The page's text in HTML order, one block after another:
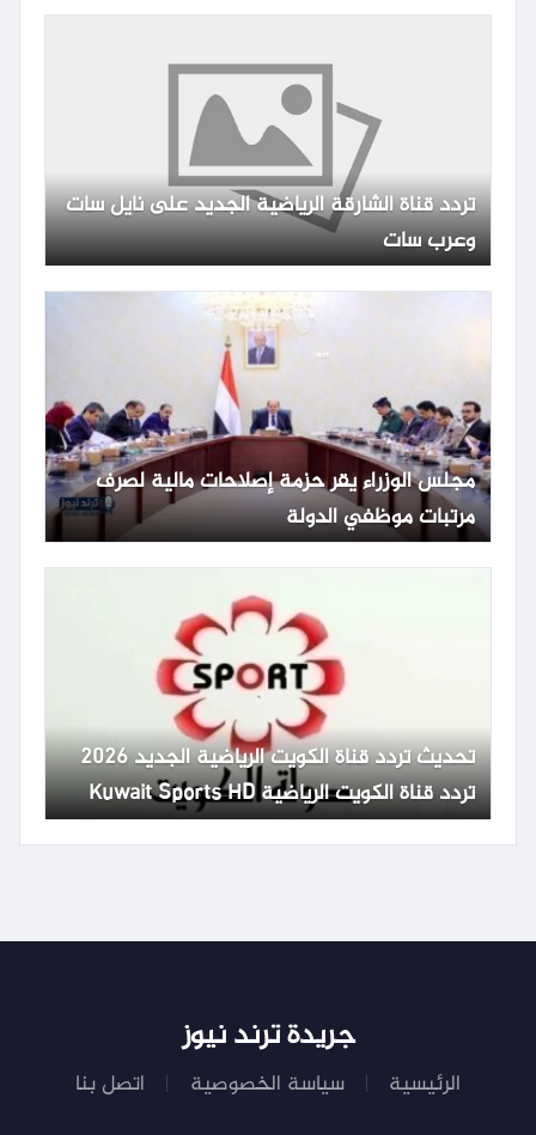
تردد قناة الشارقة الرياضية الجديد على نايل سات
وعرب سات
مجلس الوزراء يقر حزمة إصلاحات مالية لصرف
مرتبات موظفي الدولة
تحديث تردد قناة الكويت الرياضية الجديد 2026
تردد قناة الكويت الرياضية Kuwait Sports HD
65
جريدة ترند نيوز
الرئيسية سياسة الخصوصية اتصل بنا